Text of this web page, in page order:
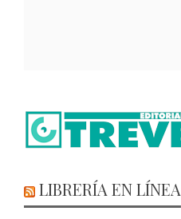
LIBRERÍA EN LÍNEA